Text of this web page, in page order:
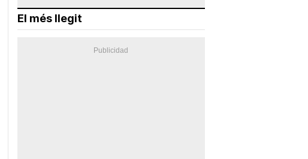
El més llegit